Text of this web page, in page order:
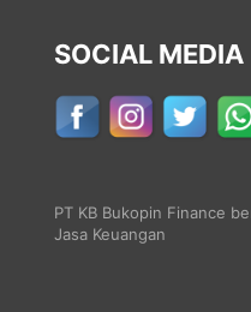
SOCIAL MEDIA
PT KB Bukopin Finance
Jasa Keuangan